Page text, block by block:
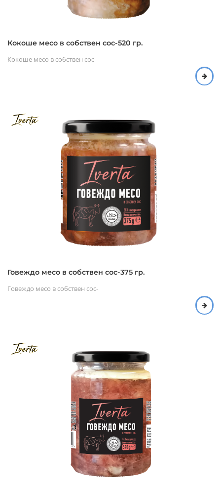
Кокоше месо в собствен сос-520 гр.
Кокоше месо в собствен сос
Говеждо месо в собствен сос-375 гр.
Говеждо месо в собствен сос-